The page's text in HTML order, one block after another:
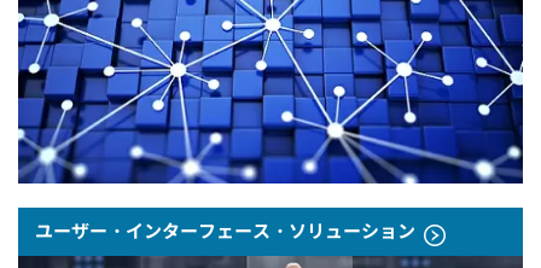
ユーザー・インターフェース・ソリューション